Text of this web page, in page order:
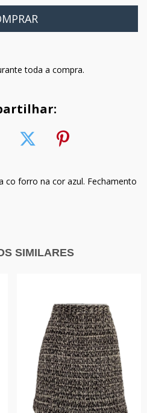
toda a compra.
co forro na cor azul. Fechamento
SIMILARES